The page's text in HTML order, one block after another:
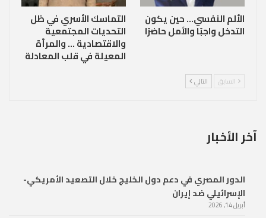
الألم النفسي… حين يكون
التدخل واجبًا والأمل حاضرًا
التماسك الأسري في ظل
التحديات المجتمعية
والاقتصادية … والمرأة
المعيلة في قلب المعادلة
السابق التالي
آخر الأخبار
الدور المصري في دعم دول الخليج خلال التصعيد الأمريكي-
الإسرائيلي ضد إيران
أبريل 14, 2026